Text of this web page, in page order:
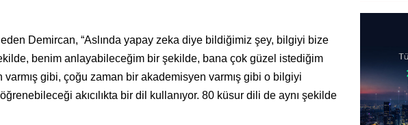
Demircan, “Aslında yapay zeka diye bildiğimiz şey, bilgiyi bize
benim anlayabileceğim bir şekilde, bana çok güzel istediğim
gibi, çoğu zaman bir akademisyen varmış gibi o bilgiyi
akıcılıkta bir dil kullanıyor. 80 küsur dili de aynı şekilde